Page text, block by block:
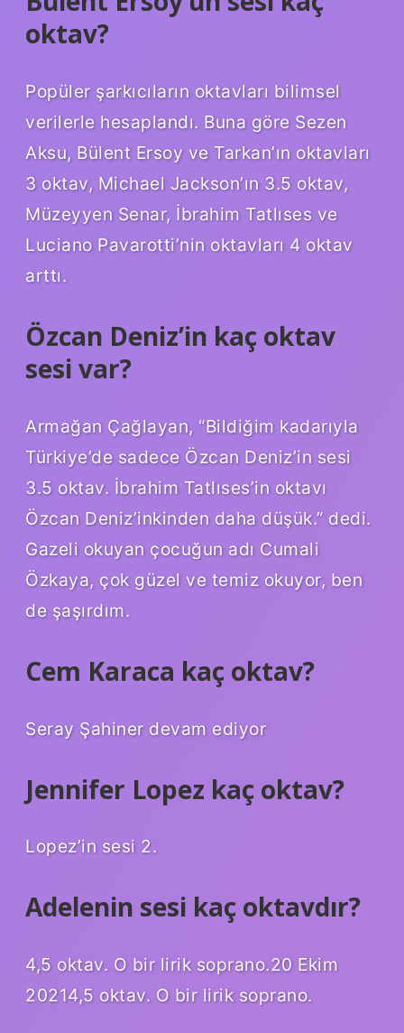
oktav?
Popüler şarkıcıların oktavları bilimsel
verilerle hesaplandı. Buna göre Sezen
Aksu, Bülent Ersoy ve Tarkan’ın oktavları
3 oktav, Michael Jackson’ın 3.5 oktav,
Müzeyyen Senar, İbrahim Tatlıses ve
Luciano Pavarotti’nin oktavları 4 oktav
arttı.
Özcan Deniz’in kaç oktav
sesi var?
Armağan Çağlayan, “Bildiğim kadarıyla
Türkiye’de sadece Özcan Deniz’in sesi
3.5 oktav. İbrahim Tatlıses’in oktavı
Özcan Deniz’inkinden daha düşük.” dedi.
Gazeli okuyan çocuğun adı Cumali
Özkaya, çok güzel ve temiz okuyor, ben
de şaşırdım.
Cem Karaca kaç oktav?
Seray Şahiner devam ediyor
Jennifer Lopez kaç oktav?
Lopez’in sesi 2.
Adelenin sesi kaç oktavdır?
4,5 oktav. O bir lirik soprano.20 Ekim
20214,5 oktav. O bir lirik soprano.